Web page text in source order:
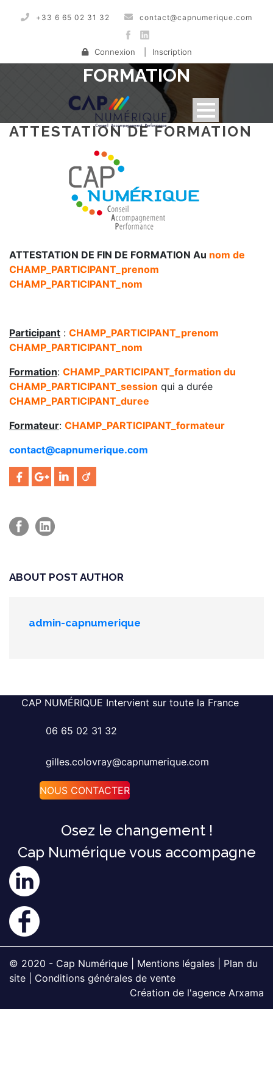
+33 6 65 02 31 32 contact@capnumerique.com
Connexion Inscription
ATTESTATION DE
FORMATION
ATTESTATION DE FORMATION
ATTESTATION DE FIN DE FORMATION Au nom de
CHAMP_PARTICIPANT_prenom
CHAMP_PARTICIPANT_nom
Participant : CHAMP_PARTICIPANT_prenom
CHAMP_PARTICIPANT_nom
Formation: CHAMP_PARTICIPANT_formation du
CHAMP_PARTICIPANT_session qui a durée
CHAMP_PARTICIPANT_duree
Formateur: CHAMP_PARTICIPANT_formateur
contact@capnumerique.com
ABOUT POST AUTHOR
admin-capnumerique
CAP NUMÉRIQUE Intervient sur toute la France
06 65 02 31 32
gilles.colovray@capnumerique.com
NOUS CONTACTER
Osez le changement !
Cap Numérique vous accompagne
© 2020 - Cap Numérique | Mentions légales
Plan du
site
Conditions générales de vente
Création de l'agence Arxama